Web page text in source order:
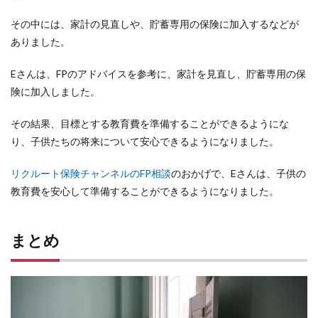
その中には、家計の見直しや、貯蓄専用の保険に加入するなどが
ありました。
Eさんは、FPのアドバイスを参考に、家計を見直し、貯蓄専用の保
険に加入しました。
その結果、目標とする教育費を準備することができるようにな
り、子供たちの将来について安心できるようになりました。
リクルート保険チャンネルのFP相談のおかげで、Eさんは、子供の
教育費を安心して準備することができるようになりました。
まとめ